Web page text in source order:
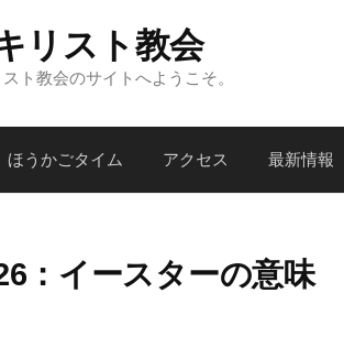
リスト教会
ト教会のサイトへようこそ。
ほうかごタイム アクセス 最新情報
：イースターの意味